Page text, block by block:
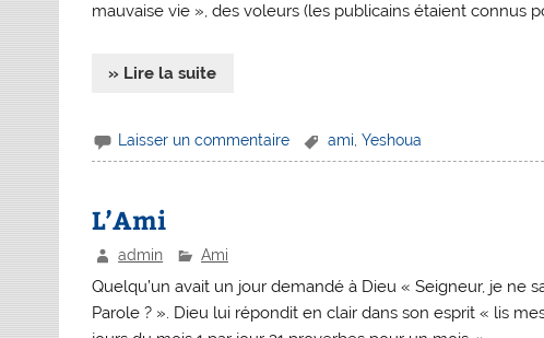
mauvaise vie », des voleurs (les publicains étaient connus
» Lire la suite
Laisser un commentaire ami Yeshoua
L’Ami
admin Ami
Quelqu’un avait un jour demandé à Dieu « Seigneur, je ne
Parole ? ». Dieu lui répondit en clair dans son esprit « lis